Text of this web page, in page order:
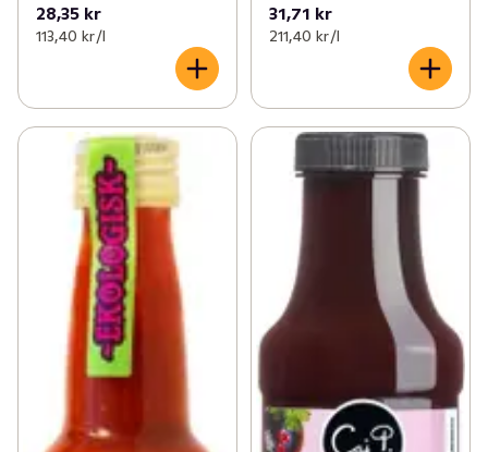
28,35 kr
113,40 kr /l
31,71 kr
211,40 kr /l